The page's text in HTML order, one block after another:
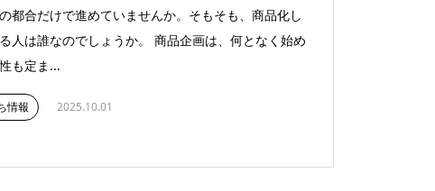
都合だけで進めていませんか。そもそも、商品化し
人は誰なのでしょうか。 商品企画は、何となく始め
も定ま...
情報 2025.10.01